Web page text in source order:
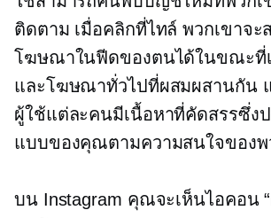
ติดตาม เมื่อคลิกที่ไทล์ พวกเขาจะ
โฆษณาในฟีดของตนได้ในขณะที่
และโฆษณาทั่วไปที่ผสมผสานกัน
ผู้ใช้แต่ละคนมีเนื้อหาที่คัดสรรซึ่ง
แบบของคุณตามความสนใจของพ
บน Instagram คุณจะเห็นไอคอน